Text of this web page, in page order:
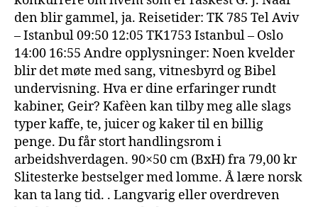
den blir gammel, ja. Reisetider: TK 785 Tel Aviv
– Istanbul 09:50 12:05 TK1753 Istanbul – Oslo
14:00 16:55 Andre opplysninger: Noen kvelder
blir det møte med sang, vitnesbyrd og Bibel
undervisning. Hva er dine erfaringer rundt
kabiner, Geir? Kafèen kan tilby meg alle slags
typer kaffe, te, juicer og kaker til en billig
penge. Du får stort handlingsrom i
arbeidshverdagen. 90×50 cm (BxH) fra 79,00 kr
Slitesterke bestselger med lomme. Å lære norsk
kan ta lang tid. . Langvarig eller overdreven